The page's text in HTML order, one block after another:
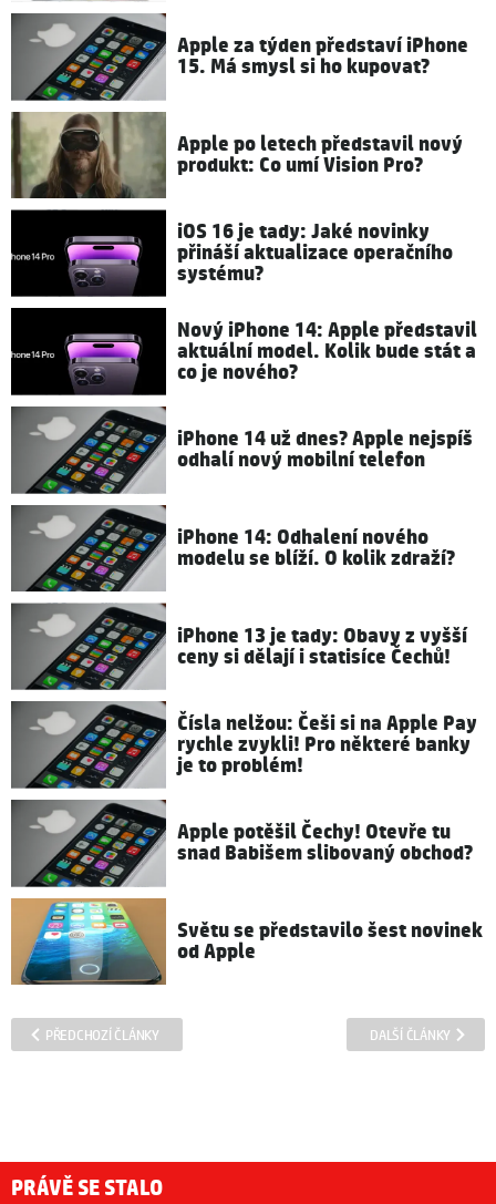
Apple za týden představí iPhone
15. Má smysl si ho kupovat?
Apple po letech představil nový
produkt: Co umí Vision Pro?
iOS 16 je tady: Jaké novinky
přináší aktualizace operačního
systému?
Nový iPhone 14: Apple představil
aktuální model. Kolik bude stát a
co je nového?
iPhone 14 už dnes? Apple nejspíš
odhalí nový mobilní telefon
iPhone 14: Odhalení nového
modelu se blíží. O kolik zdraží?
iPhone 13 je tady: Obavy z vyšší
ceny si dělají i statisíce Čechů!
Čísla nelžou: Češi si na Apple Pay
rychle zvykli! Pro některé banky
je to problém!
Apple potěšil Čechy! Otevře tu
snad Babišem slibovaný obchod?
Světu se představilo šest novinek
od Apple
PŘEDCHOZÍ ČLÁNKY DALŠÍ ČLÁNKY
PRÁVĚ SE STALO